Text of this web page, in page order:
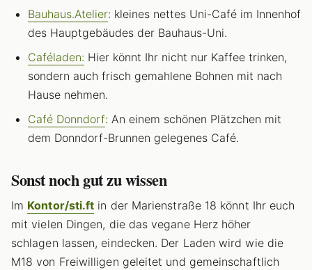
Bauhaus.Atelier: kleines nettes Uni-Café im Innenhof
des Hauptgebäudes der Bauhaus-Uni.
Caféladen: Hier könnt Ihr nicht nur Kaffee trinken,
sondern auch frisch gemahlene Bohnen mit nach
Hause nehmen.
Café Donndorf: An einem schönen Plätzchen mit
dem Donndorf-Brunnen gelegenes Café.
Sonst noch gut zu wissen
Im Kontor/sti.ft in der Marienstraße 18 könnt Ihr euch
mit vielen Dingen, die das vegane Herz höher
schlagen lassen, eindecken. Der Laden wird wie die
M18 von Freiwilligen geleitet und gemeinschaftlich